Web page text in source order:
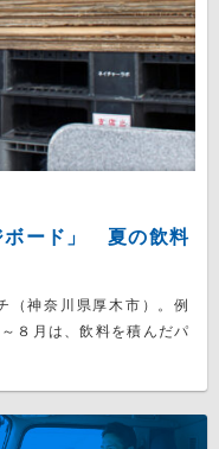
ボード」 夏の飲料
（神奈川県厚木市）。例
８月は、飲料を積んだパ